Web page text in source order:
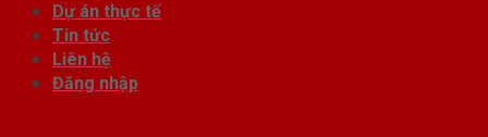
Dự án thực tế
Tin tức
Liên hệ
Đăng nhập